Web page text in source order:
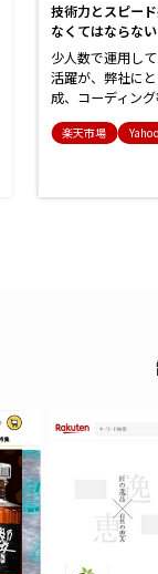
技術力とスピー
なくてはならな
少人数で運用し
活躍が、弊社に
成、コーディン
楽天市場